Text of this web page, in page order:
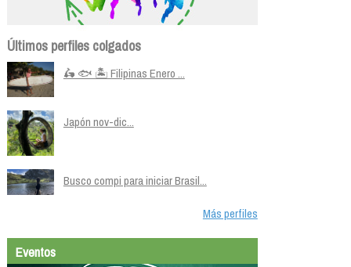
Últimos perfiles colgados
🛵 🐟 🏝️ Filipinas Enero ...
Japón nov-dic...
Busco compi para iniciar Brasil...
Más perfiles
Eventos